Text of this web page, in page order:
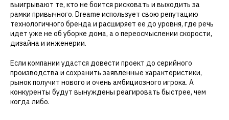
выигрывают те, кто не боится рисковать и выходить за
рамки привычного. Dreame использует свою репутацию
технологичного бренда и расширяет ее до уровня, где речь
идет уже не об уборке дома, а о переосмыслении скорости,
дизайна и инженерии.
Если компании удастся довести проект до серийного
производства и сохранить заявленные характеристики,
рынок получит нового и очень амбициозного игрока. А
конкуренты будут вынуждены реагировать быстрее, чем
когда либо.